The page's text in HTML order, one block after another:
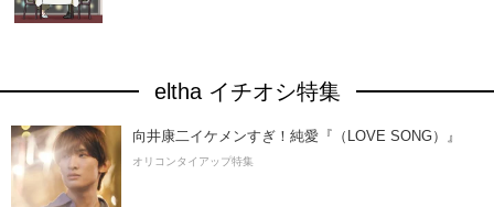
eltha イチオシ特集
向井康二イケメンすぎ！純愛『（LOVE SONG）』
オリコンタイアップ特集